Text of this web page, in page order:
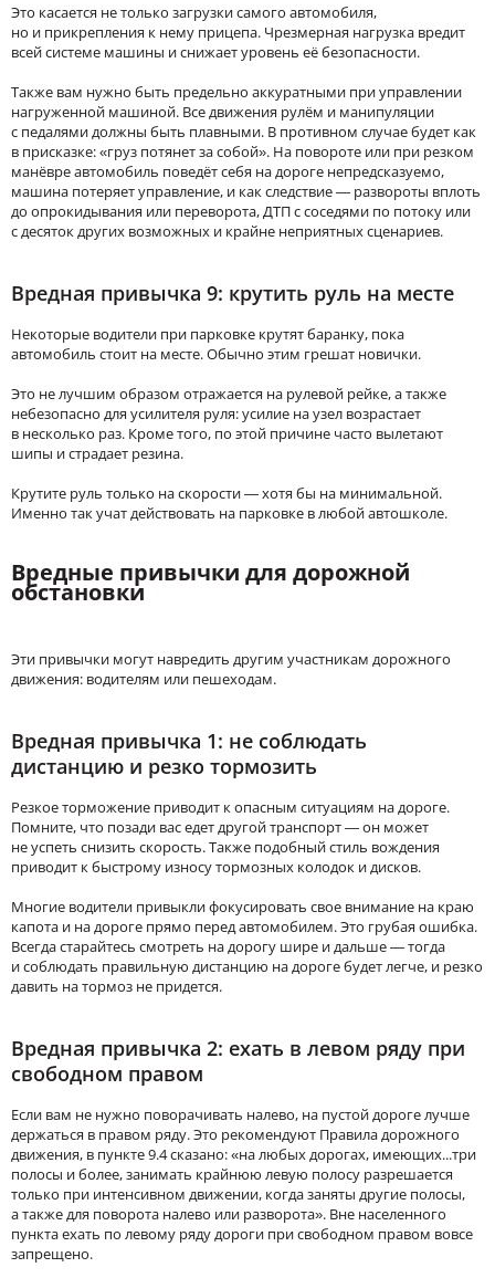
Это касается не только загрузки самого автомобиля,
но и прикрепления к нему прицепа. Чрезмерная нагрузка вредит
всей системе машины и снижает уровень её безопасности.
Также вам нужно быть предельно аккуратными при управлении
нагруженной машиной. Все движения рулём и манипуляции
с педалями должны быть плавными. В противном случае будет как
в присказке: «груз потянет за собой». На повороте или при резком
манёвре автомобиль поведёт себя на дороге непредсказуемо,
машина потеряет управление, и как следствие — развороты вплоть
до опрокидывания или переворота, ДТП с соседями по потоку или
с десяток других возможных и крайне неприятных сценариев.
Вредная привычка 9: крутить руль на месте
Некоторые водители при парковке крутят баранку, пока
автомобиль стоит на месте. Обычно этим грешат новички.
Это не лучшим образом отражается на рулевой рейке, а также
небезопасно для усилителя руля: усилие на узел возрастает
в несколько раз. Кроме того, по этой причине часто вылетают
шипы и страдает резина.
Крутите руль только на скорости — хотя бы на минимальной.
Именно так учат действовать на парковке в любой автошколе.
Вредные привычки для дорожной
обстановки
Эти привычки могут навредить другим участникам дорожного
движения: водителям или пешеходам.
Вредная привычка 1: не соблюдать
дистанцию и резко тормозить
Резкое торможение приводит к опасным ситуациям на дороге.
Помните, что позади вас едет другой транспорт — он может
не успеть снизить скорость. Также подобный стиль вождения
приводит к быстрому износу тормозных колодок и дисков.
Многие водители привыкли фокусировать свое внимание на краю
капота и на дороге прямо перед автомобилем. Это грубая ошибка.
Всегда старайтесь смотреть на дорогу шире и дальше — тогда
и соблюдать правильную дистанцию на дороге будет легче, и резко
давить на тормоз не придется.
Вредная привычка 2: ехать в левом ряду при
свободном правом
Если вам не нужно поворачивать налево, на пустой дороге лучше
держаться в правом ряду. Это рекомендуют Правила дорожного
движения, в пункте 9.4 сказано: «на любых дорогах, имеющих...три
полосы и более, занимать крайнюю левую полосу разрешается
только при интенсивном движении, когда заняты другие полосы,
а также для поворота налево или разворота». Вне населенного
пункта ехать по левому ряду дороги при свободном правом вовсе
запрещено.